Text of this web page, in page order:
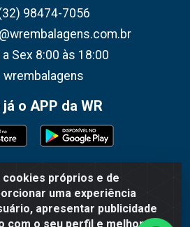
próprios e de
uma experiência
apresentar publicidade
com o seu perfil e melhorar a
98474-7056
a Sex 8:00 às 18:00
wrembalagens
já o APP da WR
Teodoro Gomes de Araújo, 1360 -
/ MG - CEP 36202-628 - CNPJ
0001-55